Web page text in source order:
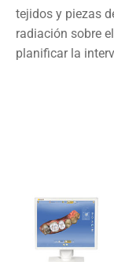
tejidos y piezas
radiación sobre
planificar la